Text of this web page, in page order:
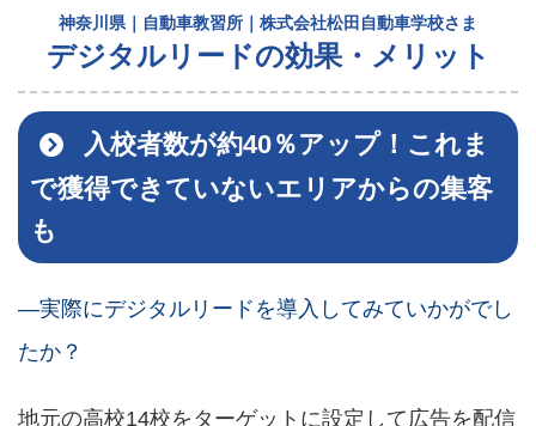
神奈川県｜自動車教習所｜株式会社松田自動車学校さま
デジタルリードの効果・メリット
入校者数が約40％アップ！これま
で獲得できていないエリアからの集客
も
―実際にデジタルリードを導入してみていかがでし
たか？
地元の高校14校をターゲットに設定して広告を配信